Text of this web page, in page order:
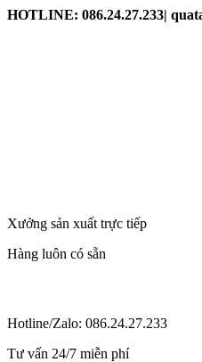
HOTLINE: 086.24.27.233|
Xưởng sản xuất trực tiếp
Hàng luôn có sẵn
Hotline/Zalo: 086.24.27.233
Tư vấn 24/7 miễn phí